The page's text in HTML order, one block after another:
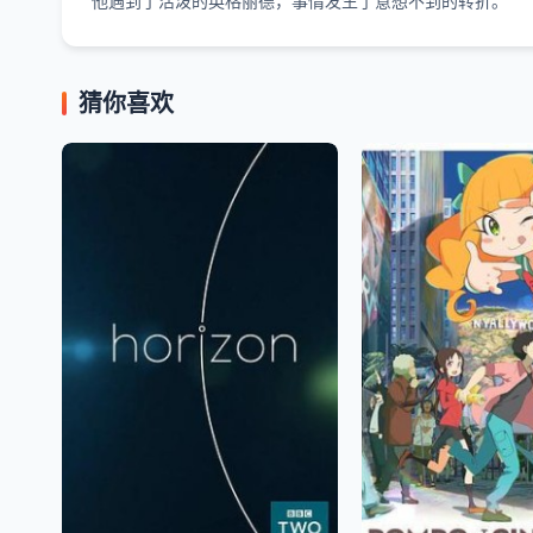
猜你喜欢